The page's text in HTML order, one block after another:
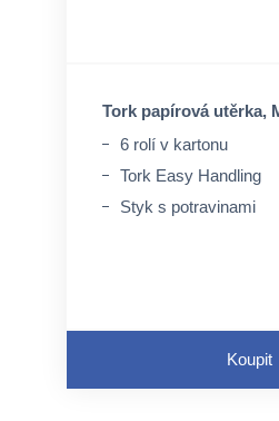
Tork papírová utěrka,
6 rolí v kartonu
Tork Easy Handling
Styk s potravinami
Koupit